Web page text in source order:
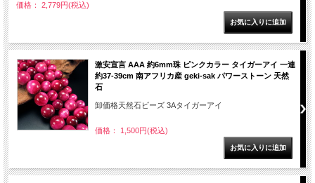
価格： 2,779円(税込)
激安宣言 AAA 約6mm珠 ピンクカラー タイガーアイ 一連
約37-39cm 南アフリカ産 geki-sak パワーストーン 天然
石
卸価格天然石ビーズ 3Aタイガーアイ
価格： 1,500円(税込)